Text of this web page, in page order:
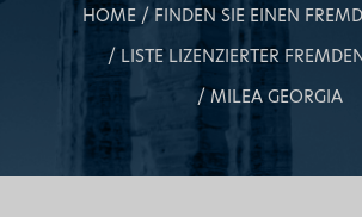
HOME
FINDEN SIE EINEN
LISTE LIZENZIERTER
MILEA GEORGIA